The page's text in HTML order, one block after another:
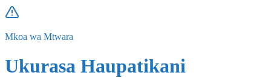
Mkoa wa Mtwara
Ukurasa Haupatikani